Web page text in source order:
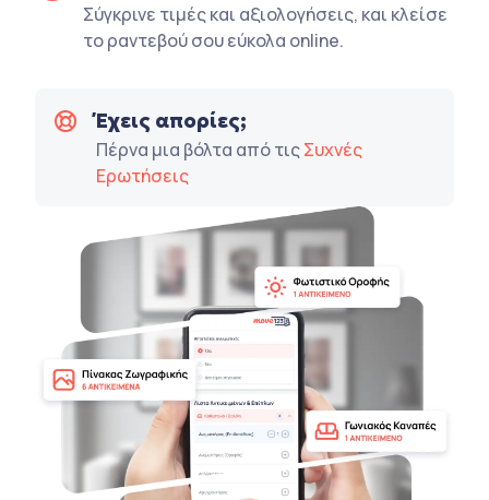
Σύγκρινε τιμές και αξιολογήσεις, και κλείσε
το ραντεβού σου εύκολα online.
Έχεις απορίες;
Πέρνα μια βόλτα από τιςΣυχνές
Ερωτήσεις